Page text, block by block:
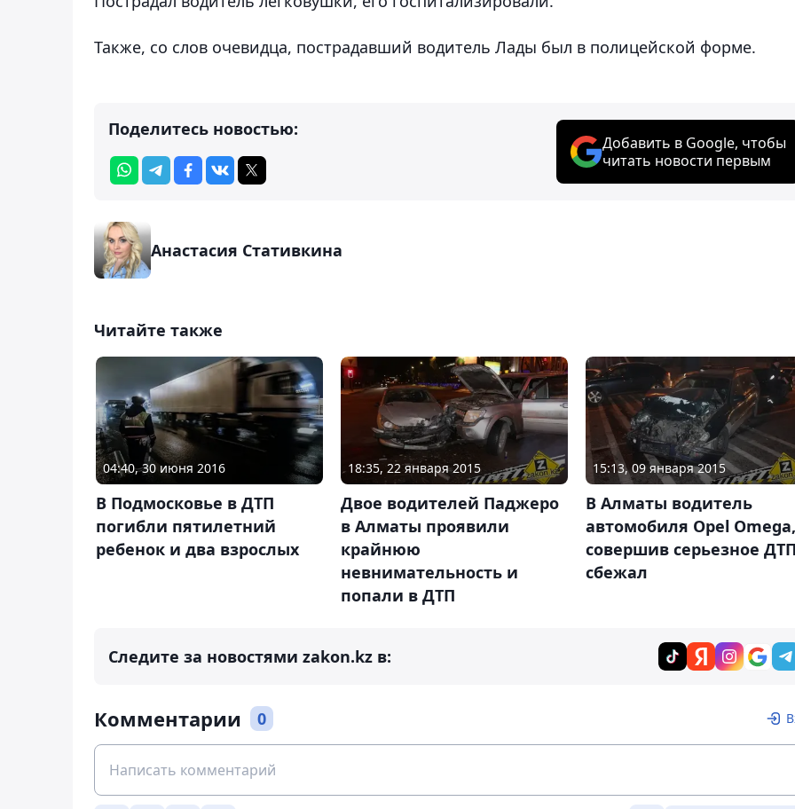
Также, со слов очевидца, пострадавший водитель Лады был в полицейской форме.
Поделитесь новостью:
Добавить в Google, чтобы
читать новости первым
Анастасия Стативкина
Читайте также
04:40, 30 июня 2016
В Подмосковье в ДТП
погибли пятилетний
ребенок и два взрослых
18:35, 22 января 2015
Двое водителей Паджеро
в Алматы проявили
крайнюю
невнимательность и
попали в ДТП
15:13, 09 января 2015
В Алматы водитель
автомобиля Opel Omega,
совершив серьезное
сбежал
Следите за новостями zakon.kz в:
Комментарии 0